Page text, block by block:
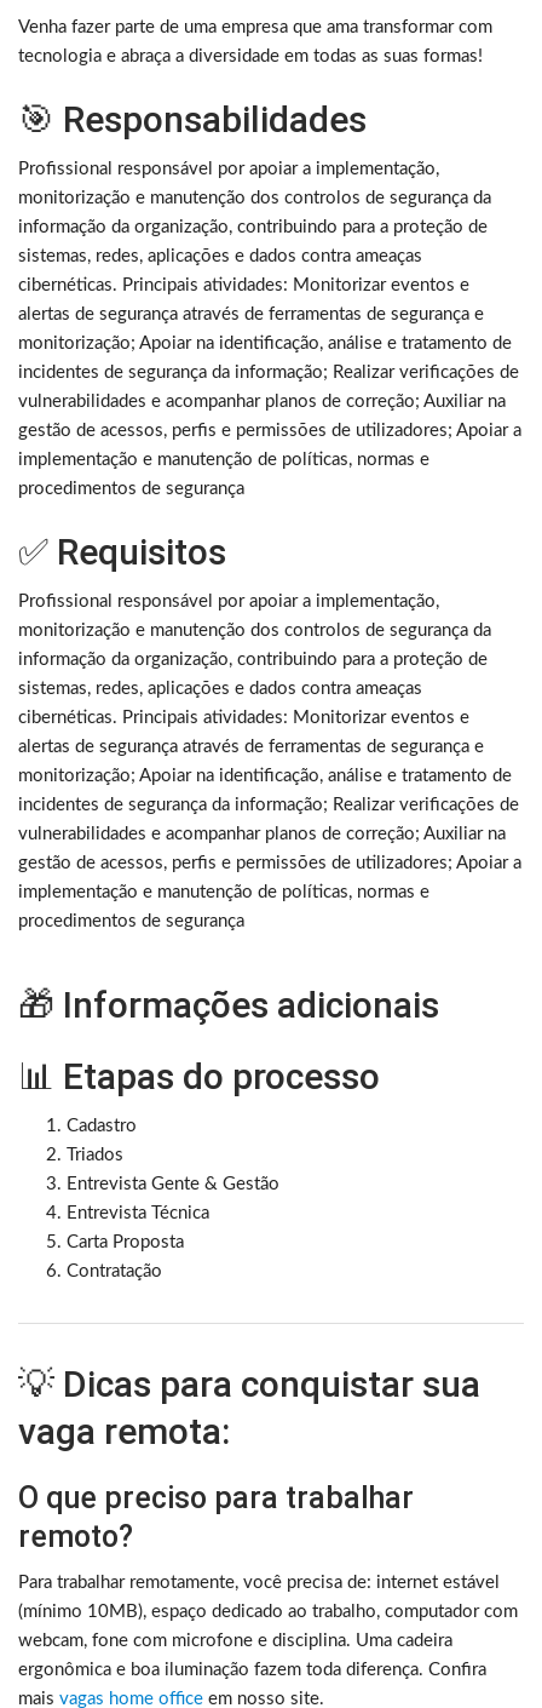
Venha fazer parte de uma empresa que ama transformar com
tecnologia e abraça a diversidade em todas as suas formas!
🎯 Responsabilidades
Profissional responsável por apoiar a implementação,
monitorização e manutenção dos controlos de segurança da
informação da organização, contribuindo para a proteção de
sistemas, redes, aplicações e dados contra ameaças
cibernéticas. Principais atividades: Monitorizar eventos e
alertas de segurança através de ferramentas de segurança e
monitorização; Apoiar na identificação, análise e tratamento de
incidentes de segurança da informação; Realizar verificações de
vulnerabilidades e acompanhar planos de correção; Auxiliar na
gestão de acessos, perfis e permissões de utilizadores; Apoiar a
implementação e manutenção de políticas, normas e
procedimentos de segurança
✅ Requisitos
Profissional responsável por apoiar a implementação,
monitorização e manutenção dos controlos de segurança da
informação da organização, contribuindo para a proteção de
sistemas, redes, aplicações e dados contra ameaças
cibernéticas. Principais atividades: Monitorizar eventos e
alertas de segurança através de ferramentas de segurança e
monitorização; Apoiar na identificação, análise e tratamento de
incidentes de segurança da informação; Realizar verificações de
vulnerabilidades e acompanhar planos de correção; Auxiliar na
gestão de acessos, perfis e permissões de utilizadores; Apoiar a
implementação e manutenção de políticas, normas e
procedimentos de segurança
🎁 Informações adicionais
📊 Etapas do processo
Cadastro
Triados
Entrevista Gente & Gestão
Entrevista Técnica
Carta Proposta
Contratação
💡 Dicas para conquistar sua
vaga remota:
O que preciso para trabalhar
remoto?
Para trabalhar remotamente, você precisa de: internet estável
(mínimo 10MB), espaço dedicado ao trabalho, computador com
webcam, fone com microfone e disciplina. Uma cadeira
ergonômica e boa iluminação fazem toda diferença. Confira
mais vagas home office em nosso site.